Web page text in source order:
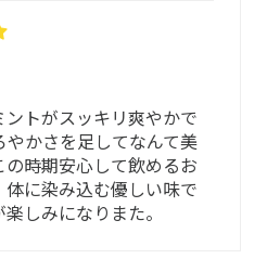
メリッサ）、ペパーミント、
ります。
(科目)の原料が配合されている
その可能性がある方
暗所に。
トがスッキリ爽やかで
かさを足してなんて美
時期安心して飲めるお
に染み込む優しい味で
しみになりまた。